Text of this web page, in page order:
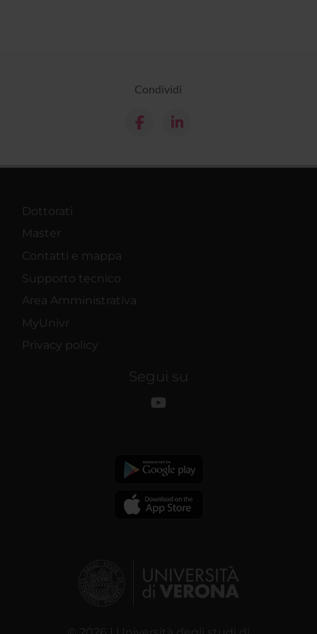
Condividi
Dottorati
Master
Contatti e mappa
Supporto tecnico
Area Amministrativa
MyUnivr
Privacy policy
Segui su